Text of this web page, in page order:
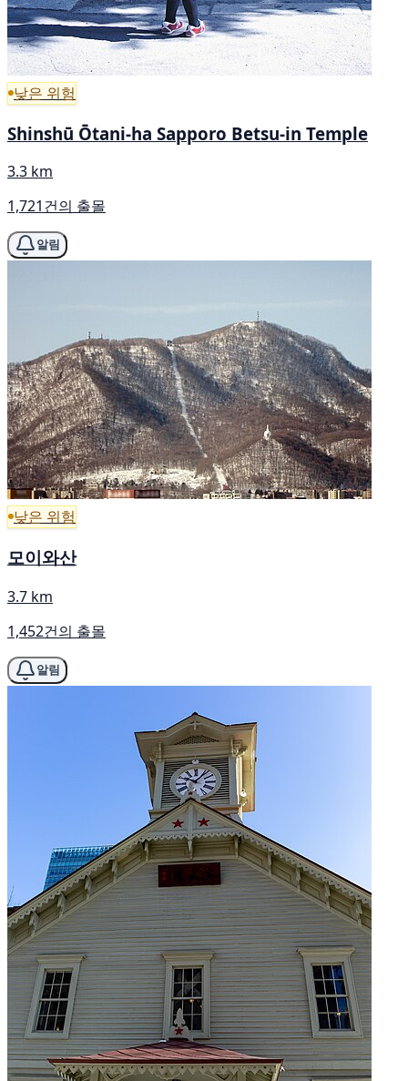
낮은 위험
Shinshū Ōtani-ha Sapporo Betsu-in Temple
3.3 km
1,721건의 출몰
알림
낮은 위험
모이와산
3.7 km
1,452건의 출몰
알림